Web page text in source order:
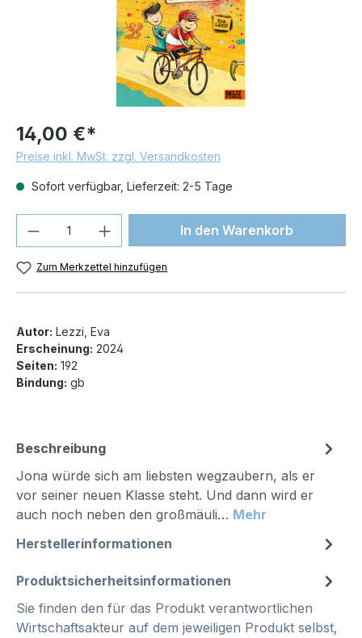
14,00 €*
Preise inkl. MwSt. zzgl. Versandkosten
Sofort verfügbar, Lieferzeit: 2-5 Tage
Produkt Anzahl: Gib denIn den Warenkorb
Zum Merkzettel hinzufügen
Autor: Lezzi, Eva
Erscheinung: 2024
Seiten: 192
Bindung: gb
Beschreibung
Jona würde sich am liebsten wegzaubern, als er
vor seiner neuen Klasse steht. Und dann wird er
auch noch neben den großmäuli… Mehr
Herstellerinformationen
Produktsicherheitsinformationen
Sie finden den für das Produkt verantwortlichen
Wirtschaftsakteur auf dem jeweiligen Produkt selbst,